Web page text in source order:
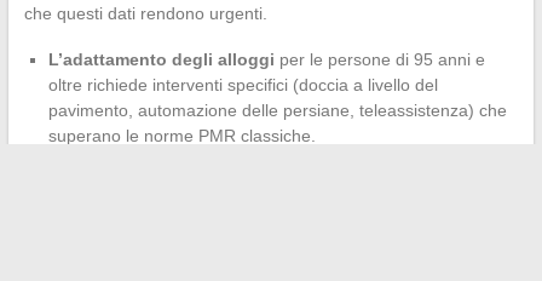
che questi dati rendono urgenti.
L’adattamento degli alloggi per le persone di 95 anni e
oltre richiede interventi specifici (doccia a livello del
pavimento, automazione delle persiane, teleassistenza) che
superano le norme PMR classiche.